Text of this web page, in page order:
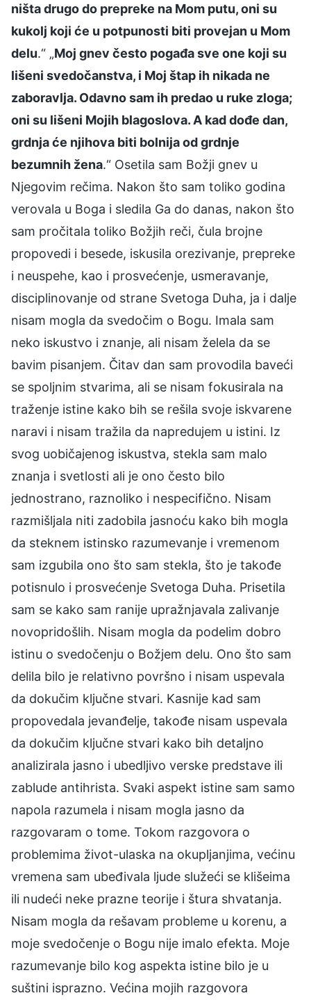
ništa drugo do prepreke na Mom putu, oni su
kukolj koji će u potpunosti biti provejan u Mom
delu.“ „Moj gnev često pogađa sve one koji su
lišeni svedočanstva, i Moj štap ih nikada ne
zaboravlja. Odavno sam ih predao u ruke zloga;
oni su lišeni Mojih blagoslova. A kad dođe dan,
grdnja će njihova biti bolnija od grdnje
bezumnih žena.“ Osetila sam Božji gnev u
Njegovim rečima. Nakon što sam toliko godina
verovala u Boga i sledila Ga do danas, nakon što
sam pročitala toliko Božjih reči, čula brojne
propovedi i besede, iskusila orezivanje, prepreke
i neuspehe, kao i prosvećenje, usmeravanje,
disciplinovanje od strane Svetoga Duha, ja i dalje
nisam mogla da svedočim o Bogu. Imala sam
neko iskustvo i znanje, ali nisam želela da se
bavim pisanjem. Čitav dan sam provodila baveći
se spoljnim stvarima, ali se nisam fokusirala na
traženje istine kako bih se rešila svoje iskvarene
naravi i nisam tražila da napredujem u istini. Iz
svog uobičajenog iskustva, stekla sam malo
znanja i svetlosti ali je ono često bilo
jednostrano, raznoliko i nespecifično. Nisam
razmišljala niti zadobila jasnoću kako bih mogla
da steknem istinsko razumevanje i vremenom
sam izgubila ono što sam stekla, što je takođe
potisnulo i prosvećenje Svetoga Duha. Prisetila
sam se kako sam ranije upražnjavala zalivanje
novopridošlih. Nisam mogla da podelim dobro
istinu o svedočenju o Božjem delu. Ono što sam
delila bilo je relativno površno i nisam uspevala
da dokučim ključne stvari. Kasnije kad sam
propovedala jevanđelje, takođe nisam uspevala
da dokučim ključne stvari kako bih detaljno
analizirala jasno i ubedljivo verske predstave ili
zablude antihrista. Svaki aspekt istine sam samo
napola razumela i nisam mogla jasno da
razgovaram o tome. Tokom razgovora o
problemima život-ulaska na okupljanjima, većinu
vremena sam ubeđivala ljude služeći se klišeima
ili nudeći neke prazne teorije i štura shvatanja.
Nisam mogla da rešavam probleme u korenu, a
moje svedočenje o Bogu nije imalo efekta. Moje
razumevanje bilo kog aspekta istine bilo je u
suštini isprazno. Većina mojih razgovora